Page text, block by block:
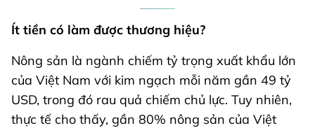
Ít tiền có làm được thương hiệu?
Nông sản là ngành chiếm tỷ trọng xuất khẩu lớn
của Việt Nam với kim ngạch mỗi năm gần 49 tỷ
USD, trong đó rau quả chiếm chủ lực. Tuy nhiên,
thực tế cho thấy, gần 80% nông sản của Việt